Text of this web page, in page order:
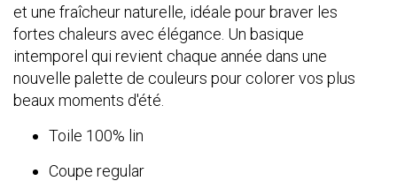
et une fraîcheur naturelle, idéale pour braver les
fortes chaleurs avec élégance. Un basique
intemporel qui revient chaque année dans une
nouvelle palette de couleurs pour colorer vos plus
beaux moments d'été.
Toile 100% lin
Coupe regular